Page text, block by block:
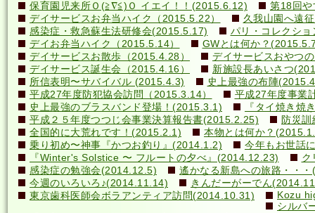
保育園児来所Ｏ(≧∇≦)Ｏ イエイ！！(2015.6.12)
第18回
デイサービスお弁当ハイク（2015.5.22）
久我山園へ遠
感染症・救急蘇生法研修会(2015.5.17)
パリ・コレクシ
デイお弁当ハイク（2015.5.14）
GWとは何か？
デイサービスお散歩（2015.4.28）
デイサービスおやつ
デイサービス誕生会（2015.4.16）
新施設長あいさつ
所信表明〜サバイバル (2015.4.3)
史上最強の布陣
平成27年度防犯協会訪問（2015.3.14）
平成27年度事業
史上最強のブラスバンド登場！(2015.3.1)
『タイ焼き焼
平成２５年度つつじ会事業決算報告書(2015.2.25)
防災
全国的に大荒れです！(2015.2.1)
本物とは何か？
乗り初め〜神事『かつお釣り』(2014.1.2)
今年もお世話
『Winter's Solstice 〜 フルートの夕べ』(2014.12.23)
ク
感染症の勉強会(2014.12.5)
遙かなる新島への旅路・・
今週のいろいろ♪(2014.11.14)
きんだーがーでん
東京歯科医師会ボラアンティア訪問(2014.10.31)
Kozu
シルバ